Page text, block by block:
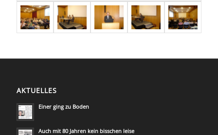
AKTUELLES
Einer ging zu Boden
Auch mit 80 Jahren kein bisschen leise